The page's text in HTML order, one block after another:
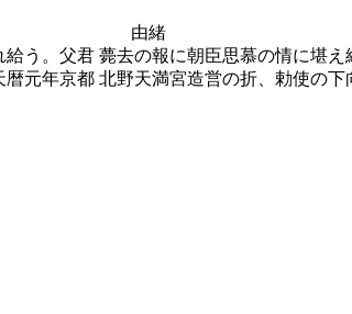
由緒
。父君 薨去の報に朝臣思慕の情に堪え
元年京都 北野天満宮造営の折、勅使の